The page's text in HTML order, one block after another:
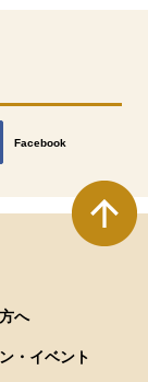
Facebook
別のウィンドウで開きます
へ
・イベント